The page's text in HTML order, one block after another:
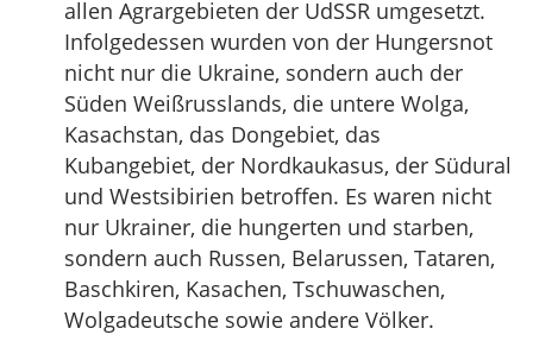
allen Agrargebieten der UdSSR umgesetzt.
Infolgedessen wurden von der Hungersnot
nicht nur die Ukraine, sondern auch der
Süden Weißrusslands, die untere Wolga,
Kasachstan, das Dongebiet, das
Kubangebiet, der Nordkaukasus, der Südural
und Westsibirien betroffen. Es waren nicht
nur Ukrainer, die hungerten und starben,
sondern auch Russen, Belarussen, Tataren,
Baschkiren, Kasachen, Tschuwaschen,
Wolgadeutsche sowie andere Völker.